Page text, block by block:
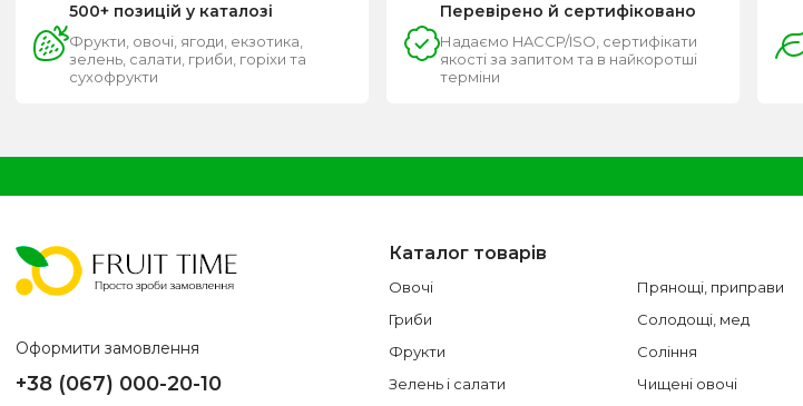
500+ позицій у каталозі
Фрукти, овочі, ягоди, екзотика,
зелень, салати, гриби, горіхи та
сухофрукти
Перевірено й сертифіковано
Надаємо HACCP/ISO, сертифікати
якості за запитом та в найкоротші
терміни
Оформити замовлення
+38 (067) 000-20-10
Каталог товарів
Овочі
Гриби
Фрукти
Зелень і салати
Прянощі, приправи
Солодощі, мед
Соління
Чищені овочі